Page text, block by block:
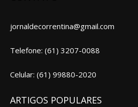
jornaldecorrentina@gmail.com
Telefone: (61) 3207-0088
Celular: (61) 99880-2020
ARTIGOS POPULARES